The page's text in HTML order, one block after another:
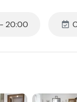
da camera e da
20:00